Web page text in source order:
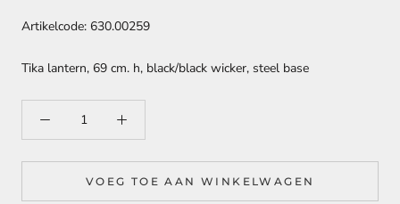
Artikelcode: 630.00259
Tika lantern, 69 cm. h, black/black wicker, steel base
VOEG TOE AAN WINKELWAGEN